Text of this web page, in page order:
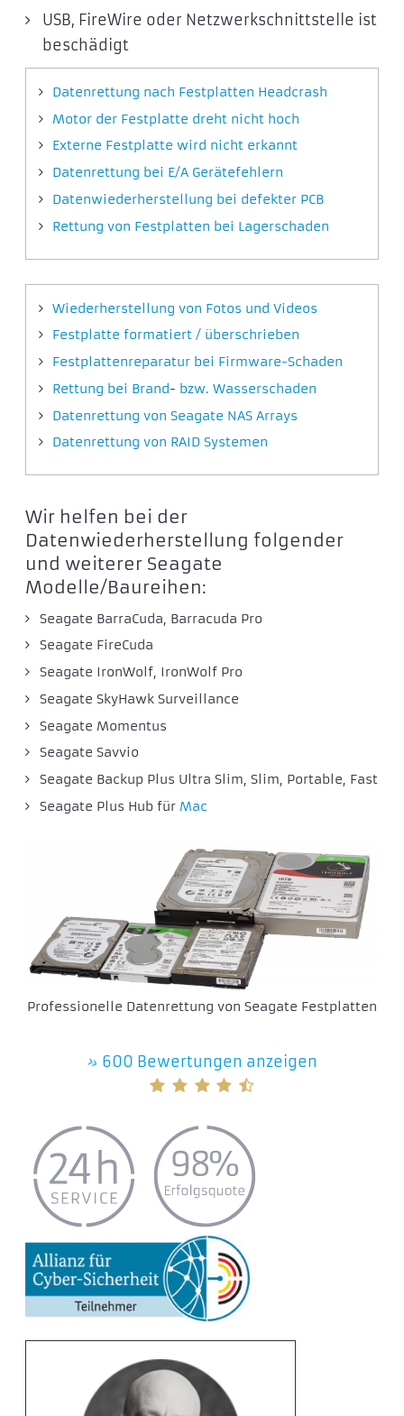
USB, FireWire oder Netzwerkschnittstelle ist
beschädigt
Datenrettung nach Festplatten Headcrash
Motor der Festplatte dreht nicht hoch
Externe Festplatte wird nicht erkannt
Datenrettung bei E/A Gerätefehlern
Datenwiederherstellung bei defekter PCB
Rettung von Festplatten bei Lagerschaden
Wiederherstellung von Fotos und Videos
Festplatte formatiert / überschrieben
Festplattenreparatur bei Firmware-Schaden
Rettung bei Brand- bzw. Wasserschaden
Datenrettung von Seagate NAS Arrays
Datenrettung von RAID Systemen
Wir helfen bei der
Datenwiederherstellung folgender
und weiterer Seagate
Modelle/Baureihen:
Seagate BarraCuda, Barracuda Pro
Seagate FireCuda
Seagate IronWolf, IronWolf Pro
Seagate SkyHawk Surveillance
Seagate Momentus
Seagate Savvio
Seagate Backup Plus Ultra Slim, Slim, Portable, Fast
Seagate Plus Hub für Mac
Professionelle Datenrettung von Seagate Festplatten
» 600 Bewertungen anzeigen